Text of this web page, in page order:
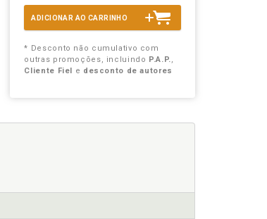
ADICIONAR AO CARRINHO
* Desconto não cumulativo com
outras promoções, incluindo P.A.P.,
Cliente Fiel e desconto de autores